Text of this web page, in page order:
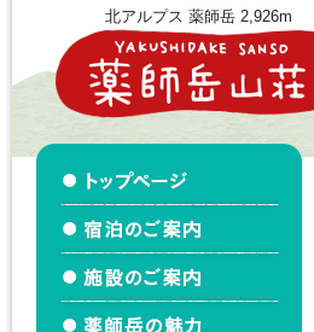
北アルプス 薬師岳 2,926m